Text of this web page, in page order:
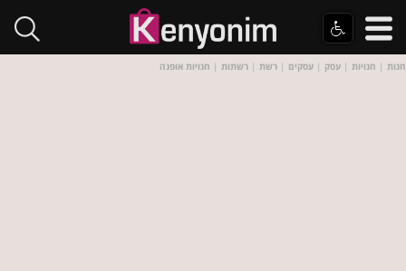
חנות | חנויות | עסק | עסקים | רשת | רשתות | חנויות אופנה